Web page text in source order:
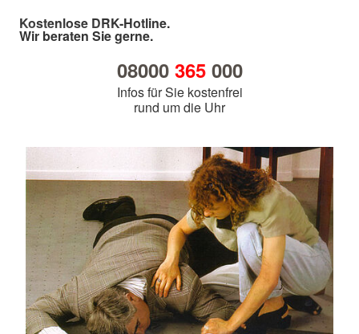
Kostenlose DRK-Hotline.
Wir beraten Sie gerne.
08000 365000
Infos für Sie kostenfrei
rund um die Uhr